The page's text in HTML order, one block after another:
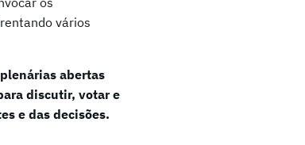
vários
abertas
discutir, votar e
e das decisões.